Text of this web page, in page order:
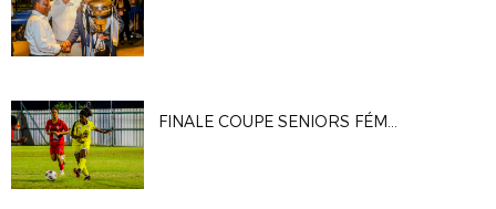
FINALE COUPE SENIORS FÉMININE: Saint Pauloise FC - Saint Denis FC